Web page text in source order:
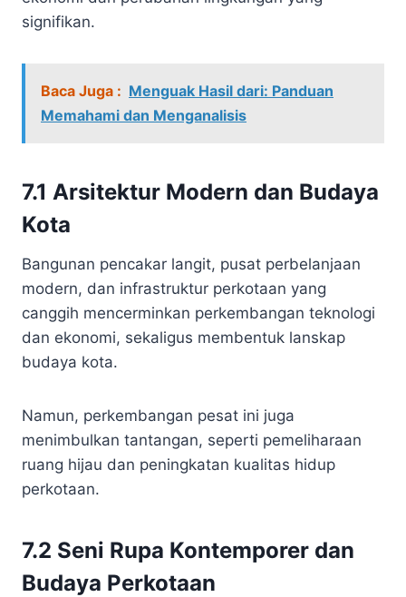
signifikan.
Baca Juga : Menguak Hasil dari: Panduan
Memahami dan Menganalisis
7.1 Arsitektur Modern dan Budaya
Kota
Bangunan pencakar langit, pusat perbelanjaan
modern, dan infrastruktur perkotaan yang
canggih mencerminkan perkembangan teknologi
dan ekonomi, sekaligus membentuk lanskap
budaya kota.
Namun, perkembangan pesat ini juga
menimbulkan tantangan, seperti pemeliharaan
ruang hijau dan peningkatan kualitas hidup
perkotaan.
7.2 Seni Rupa Kontemporer dan
Budaya Perkotaan